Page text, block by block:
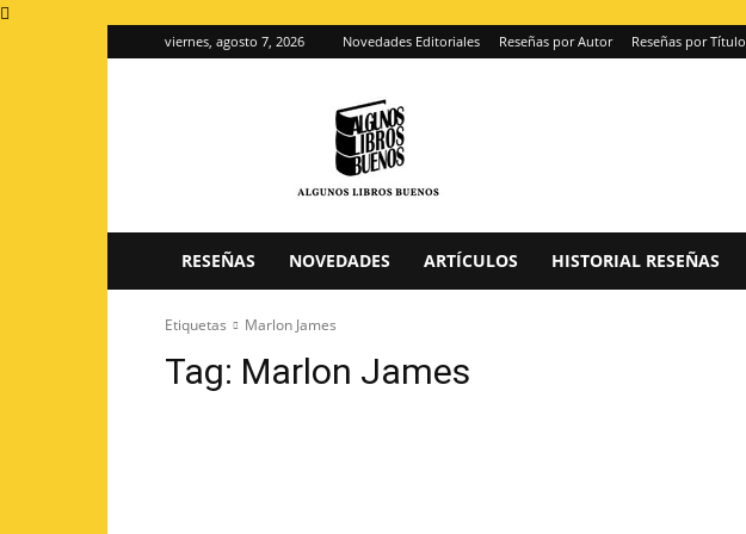
viernes, agosto 7, 2026 Novedades Editoriales Reseñas por Autor Reseñas por Título
de
reseñas
RESEÑAS NOVEDADES ARTÍCULOS HISTORIAL RESEÑAS
Etiquetas Marlon James
Tag: Marlon James